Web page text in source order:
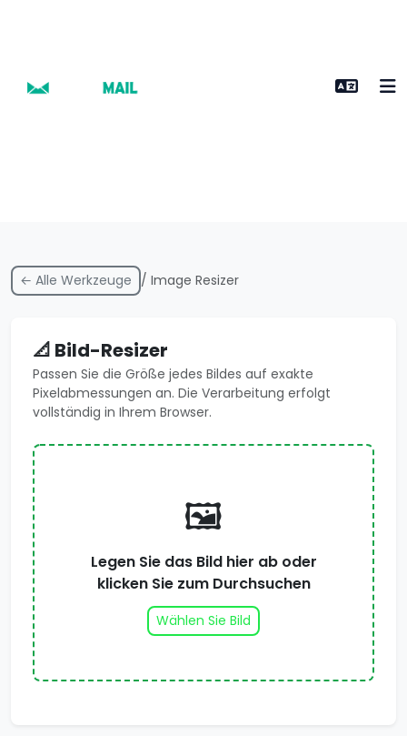
← Alle Werkzeuge / Image Resizer
📐 Bild-Resizer
Passen Sie die Größe jedes Bildes auf exakte
Pixelabmessungen an. Die Verarbeitung erfolgt
vollständig in Ihrem Browser.
🖼️
Legen Sie das Bild hier ab oder
klicken Sie zum Durchsuchen
Wählen Sie Bild